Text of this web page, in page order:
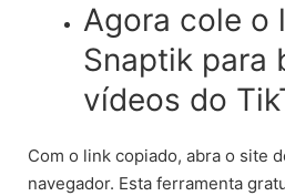
Agora cole o
Snaptik para
vídeos do
Com o link copiado, abra o site
navegador. Esta ferramenta